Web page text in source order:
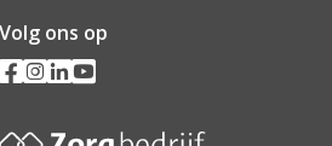
Volg ons op